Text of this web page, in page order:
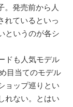
。発売前から人
れているといっ
というのが各シ
ドも人気モデル
目当てのモデル
ョップ巡りとい
れない。とはい